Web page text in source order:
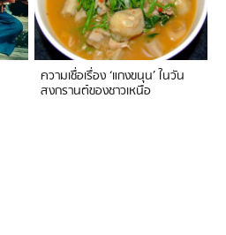
ความเชื่อเรื่อง ‘แกงขนุน’ ในวัน
สงกรานต์ของชาวเหนือ